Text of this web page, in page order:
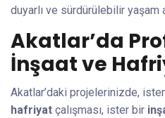
duyarlı ve sürdürülebilir yaşam
Akatlar’da
İnşaat ve
Akatlar’daki projelerinizde,
hafriyat çalışması, ister bir